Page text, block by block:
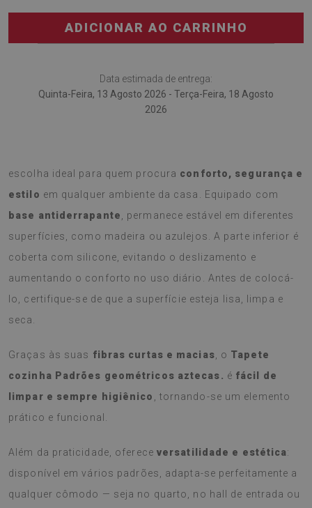
ADICIONAR AO CARRINHO
Data estimada de entrega:
Quinta-Feira, 13 Agosto 2026 - Terça-Feira, 18 Agosto
2026
escolha ideal para quem procura conforto, segurança e
estilo em qualquer ambiente da casa. Equipado com
base antiderrapante
, permanece estável em diferentes
superfícies, como madeira ou azulejos. A parte inferior é
coberta com silicone, evitando o deslizamento e
aumentando o conforto no uso diário. Antes de colocá-
lo, certifique-se de que a superfície esteja lisa, limpa e
seca.
Graças às suas fibras curtas e macias , o Tapete
cozinha Padrões geométricos aztecas. é fácil de
limpar e sempre higiênico
, tornando-se um elemento
prático e funcional.
Além da praticidade, oferece versatilidade e estética:
disponível em vários padrões, adapta-se perfeitamente a
qualquer cômodo — seja no quarto, no hall de entrada ou